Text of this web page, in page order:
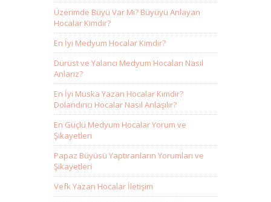
Üzerimde Büyü Var Mı? Büyüyü Anlayan
Hocalar Kimdir?
En İyi Medyum Hocalar Kimdir?
Dürüst ve Yalancı Medyum Hocaları Nasıl
Anlarız?
En İyi Muska Yazan Hocalar Kimdir?
Dolandırıcı Hocalar Nasıl Anlaşılır?
En Güçlü Medyum Hocalar Yorum ve
Şikayetleri
Papaz Büyüsü Yaptıranların Yorumları ve
Şikayetleri
Vefk Yazan Hocalar İletişim